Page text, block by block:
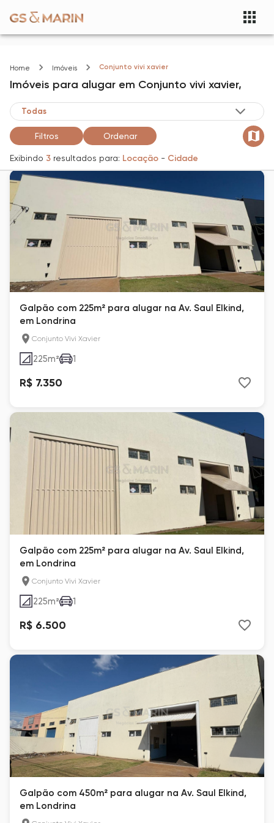
Home Imóveis Conjunto vivi xavier
Imóveis para alugar em Conjunto vivi xavier,
Filtros Ordenar
Exibindo 3 resultados para: Locação - Cidade
Galpão com 225m² para alugar na Av. Saul Elkind,
em Londrina
Conjunto Vivi Xavier
225m² 1
R$ 7.350
Galpão com 225m² para alugar na Av. Saul Elkind,
em Londrina
Conjunto Vivi Xavier
225m² 1
R$ 6.500
Galpão com 450m² para alugar na Av. Saul Elkind,
em Londrina